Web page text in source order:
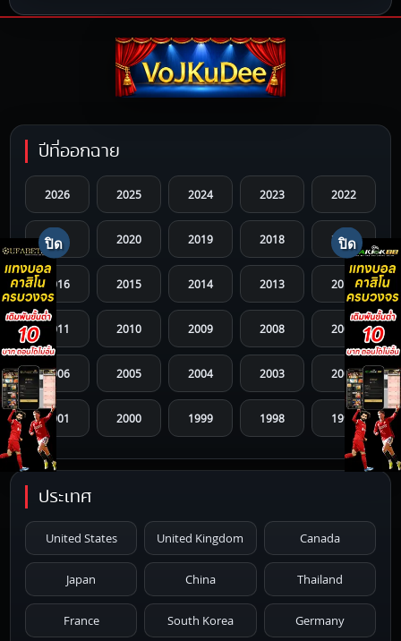
ปีที่ออกฉาย
2026 2025 2024 2023 2022
2021 2020 2019 2018 2017
2016 2015 2014 2013 2012
2011 2010 2009 2008 2007
2006 2005 2004 2003 2002
2001 2000 1999 1998 1997
1996 1995 1994 1993 1992
1986 1985 1984 1983 1982
1981 1980 1979 1978 1977
ประเทศ
United States United Kingdom Canada
Japan China Thailand
France South Korea Germany